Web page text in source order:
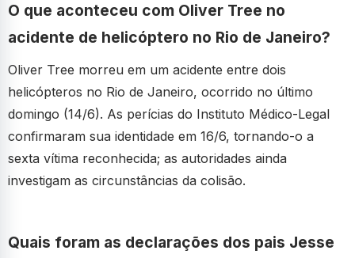
O que aconteceu com Oliver Tree no
acidente de helicóptero no Rio de Janeiro?
Oliver Tree morreu em um acidente entre dois
helicópteros no Rio de Janeiro, ocorrido no último
domingo (14/6). As perícias do Instituto Médico-Legal
confirmaram sua identidade em 16/6, tornando-o a
sexta vítima reconhecida; as autoridades ainda
investigam as circunstâncias da colisão.
Quais foram as declarações dos pais Jesse